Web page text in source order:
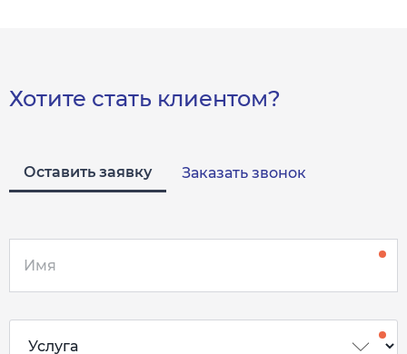
Хотите стать клиентом?
Оставить заявку Заказать звонок